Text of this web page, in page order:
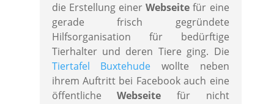
die Erstellung einerWebseite für eine
gerade frisch gegründete
Hilfsorganisation für bedürftige
Tierhalter und deren Tiere ging. Die
Tiertafel Buxtehude wollte neben
ihrem Auftritt bei Facebook auch eine
öffentlicheWebseite für nicht